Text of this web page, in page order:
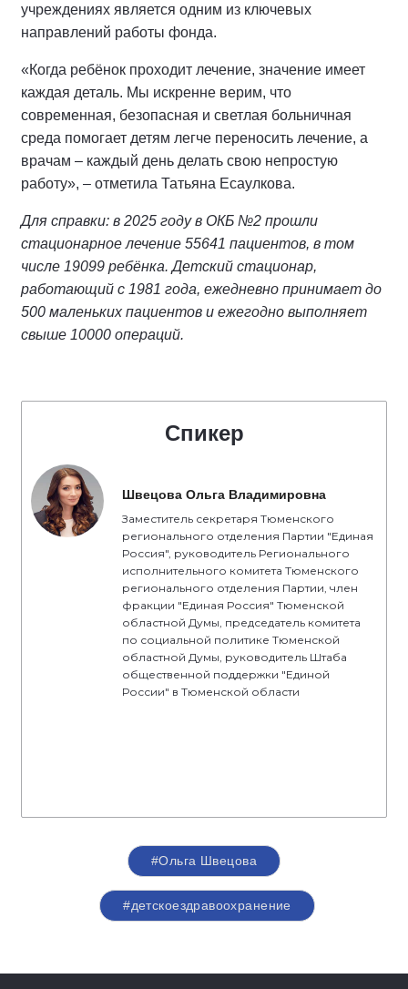
учреждениях является одним из ключевых
направлений работы фонда.
«Когда ребёнок проходит лечение, значение имеет
каждая деталь. Мы искренне верим, что
современная, безопасная и светлая больничная
среда помогает детям легче переносить лечение, а
врачам – каждый день делать свою непростую
работу», – отметила Татьяна Есаулкова.
Для справки: в 2025 году в ОКБ №2 прошли
стационарное лечение 55641 пациентов, в том
числе 19099 ребёнка. Детский стационар,
работающий с 1981 года, ежедневно принимает до
500 маленьких пациентов и ежегодно выполняет
свыше 10000 операций.
Спикер
Швецова Ольга Владимировна
Заместитель секретаря Тюменского
регионального отделения Партии "Единая
Россия", руководитель Регионального
исполнительного комитета Тюменского
регионального отделения Партии, член
фракции "Единая Россия" Тюменской
областной Думы, председатель комитета
по социальной политике Тюменской
областной Думы, руководитель Штаба
общественной поддержки "Единой
России" в Тюменской области
#Ольга Швецова
#детскоездравоохранение